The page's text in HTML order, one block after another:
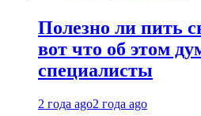
Полезно ли пить
вот что об этом
специалисты
2 года ago2 года ago